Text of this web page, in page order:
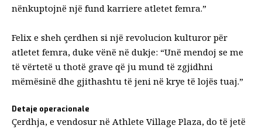
nënkuptojnë një fund karriere atletet femra.”
Felix e sheh çerdhen si një revolucion kulturor për
atletet femra, duke vënë në dukje: “Unë mendoj se me
të vërtetë u thotë grave që ju mund të zgjidhni
mëmësinë dhe gjithashtu të jeni në krye të lojës tuaj.”
Detaje operacionale
Çerdhja, e vendosur në Athlete Village Plaza, do të jetë